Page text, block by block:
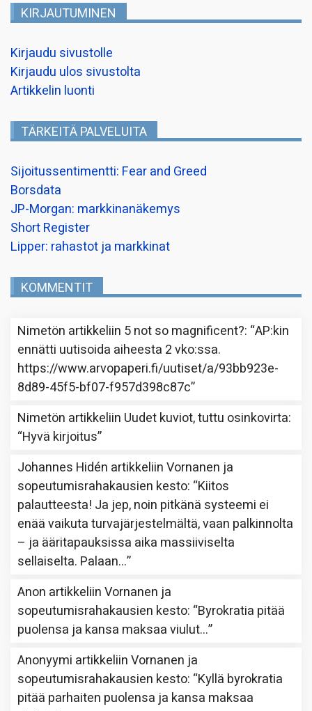
KIRJAUTUMINEN
Kirjaudu sivustolle
Kirjaudu ulos sivustolta
Artikkelin luonti
TÄRKEITÄ PALVELUITA
Sijoitussentimentti: Fear and Greed
Borsdata
JP-Morgan: markkinanäkemys
Short Register
Lipper: rahastot ja markkinat
KOMMENTIT
Nimetön artikkeliin 5 not so magnificent?: “AP:kin
ennätti uutisoida aiheesta 2 vko:ssa.
https://www.arvopaperi.fi/uutiset/a/93bb923e-
8d89-45f5-bf07-f957d398c87c”
Nimetön artikkeliin Uudet kuviot, tuttu osinkovirta:
“Hyvä kirjoitus”
Johannes Hidén artikkeliinVornanen ja
sopeutumisrahakausien kesto: “Kiitos
palautteesta! Ja jep, noin pitkänä systeemi ei
enää vaikuta turvajärjestelmältä, vaan palkinnolta
– ja ääritapauksissa aika massiiviselta
sellaiselta. Palaan…”
Anon artikkeliinVornanen ja
sopeutumisrahakausien kesto: “Byrokratia pitää
puolensa ja kansa maksaa viulut…”
Anonyymi artikkeliinVornanen ja
sopeutumisrahakausien kesto: “Kyllä byrokratia
pitää parhaiten puolensa ja kansa maksaa